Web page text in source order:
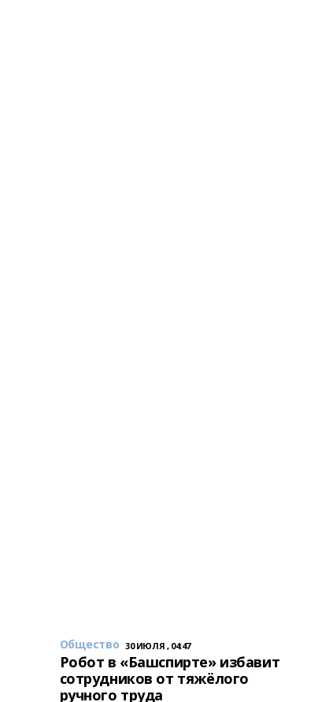
Общество 30 ИЮЛЯ , 04:47
Робот в «Башспирте» избавит
сотрудников от тяжёлого
ручного труда